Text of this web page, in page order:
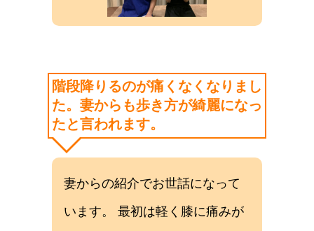
階段降りるのが痛くなくなりまし
た。妻からも歩き方が綺麗になっ
たと言われます。
妻からの紹介でお世話になって
います。 最初は軽く膝に痛みが